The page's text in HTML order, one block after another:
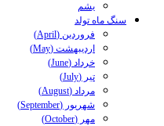
یشم
سنگ ماه تولد
فروردین (April)
اردیبهشت (May)
خرداد (June)
تیر (July)
مرداد (August)
شهریور (September)
مهر (October)